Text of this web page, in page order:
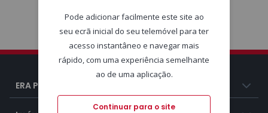
ERA Portugal
Pode adicionar facilmente este site ao
seu ecrã inicial do seu telemóvel para ter
acesso instantâneo e navegar mais
rápido, com uma experiência semelhante
ao de uma aplicação.
Continuar para o site